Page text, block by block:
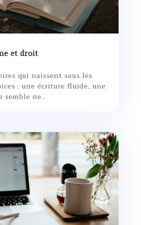
et droit
qui naissent sous les
: une écriture fluide, une
ne...